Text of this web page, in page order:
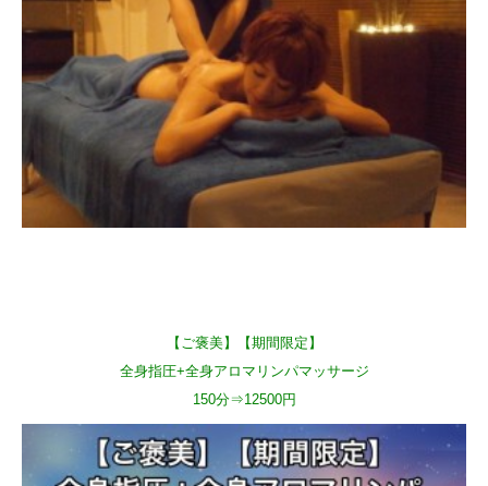
【ご褒美】【期間限定】
全身指圧+全身アロマリンパマッサージ
150分⇒12500円